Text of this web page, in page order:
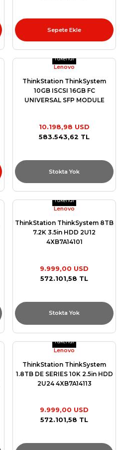
Sepete Ekle
Tükendi
Lenovo
ThinkStation ThinkSystem
10GB ISCSI 16GB FC
UNIVERSAL SFP MODULE
10.198,98 USD
583.543,62 TL
Stokta Yok
Tükendi
Lenovo
ThinkStation ThinkSystem 8TB
7.2K 3.5in HDD 2U12
4XB7A14101
9.999,00 USD
572.101,58 TL
Stokta Yok
Tükendi
Lenovo
ThinkStation ThinkSystem
1.8TB DE SERIES 10K 2.5in HDD
2U24 4XB7A14113
9.999,00 USD
572.101,58 TL